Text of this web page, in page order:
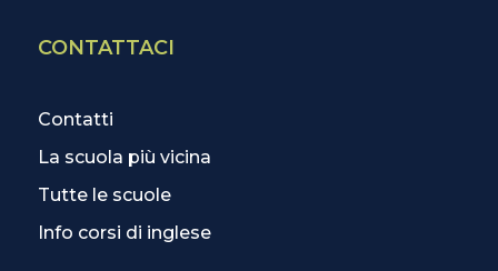
CONTATTACI
Contatti
La scuola più vicina
Tutte le scuole
Info corsi di inglese